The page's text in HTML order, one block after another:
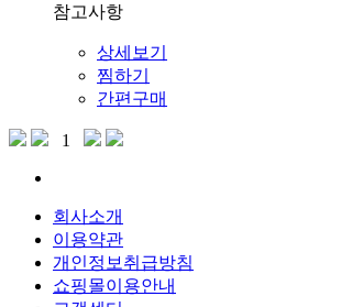
참고사항
상세보기
찜하기
간편구매
1
회사소개
이용약관
개인정보취급방침
쇼핑몰이용안내